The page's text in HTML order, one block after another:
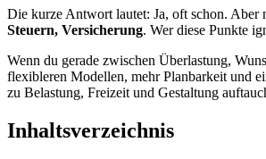
Die kurze Antwort lautet: Ja, oft schon. Aber
Steuern, Versicherung. Wer diese Punkte
Wenn du gerade zwischen Überlastung,
flexibleren Modellen, mehr Planbarkeit und
zu Belastung, Freizeit und Gestaltung
Inhaltsverzeichnis